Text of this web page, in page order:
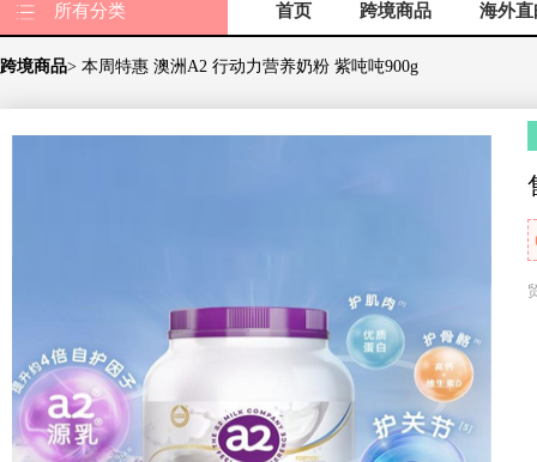
所有分类 首页 跨境商品 海外直
跨境商品> 本周特惠 澳洲A2 行动力营养奶粉 紫吨吨900g